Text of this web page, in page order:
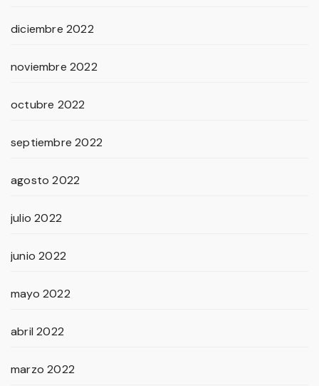
diciembre 2022
noviembre 2022
octubre 2022
septiembre 2022
agosto 2022
julio 2022
junio 2022
mayo 2022
abril 2022
marzo 2022